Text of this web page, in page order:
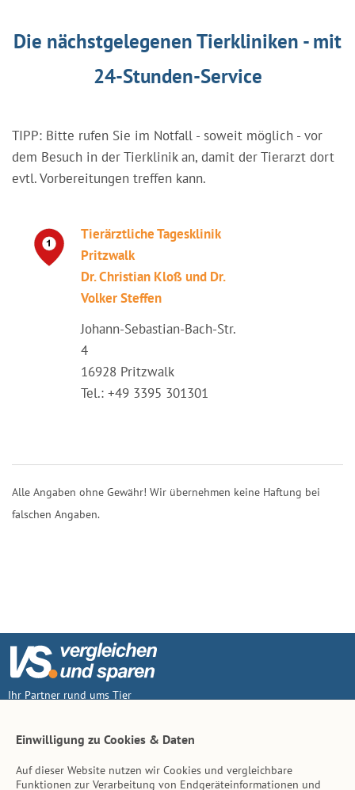
Die nächstgelegenen Tierkliniken - mit
24-Stunden-Service
TIPP: Bitte rufen Sie im Notfall - soweit möglich - vor
dem Besuch in der Tierklinik an, damit der Tierarzt dort
evtl. Vorbereitungen treffen kann.
Tierärztliche Tagesklinik
Pritzwalk
Dr. Christian Kloß und Dr.
Volker Steffen
Johann-Sebastian-Bach-Str.
4
16928 Pritzwalk
Tel.: +49 3395 301301
Alle Angaben ohne Gewähr! Wir übernehmen keine Haftung bei
falschen Angaben.
Ihr Partner rund ums Tier
Inhalt
Einwilligung zu Cookies & Daten
Auf dieser Website nutzen wir Cookies und vergleichbare
Funktionen zur Verarbeitung von Endgeräteinformationen und